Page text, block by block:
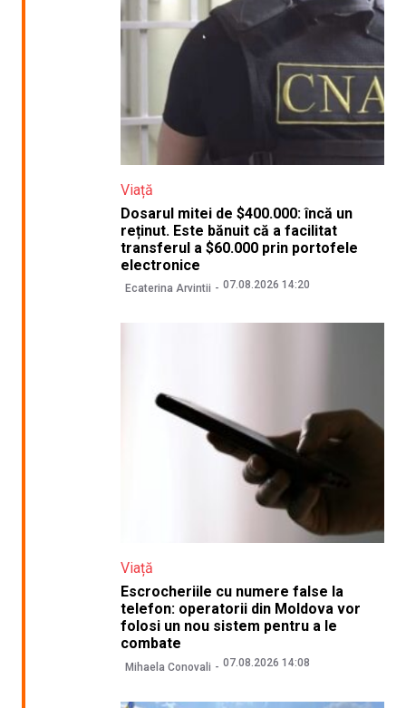
Viață
Dosarul mitei de $400.000: încă un
reținut. Este bănuit că a facilitat
transferul a $60.000 prin portofele
electronice
Ecaterina Arvintii 07.08.2026 14:20
Viață
Escrocheriile cu numere false la
telefon: operatorii din Moldova vor
folosi un nou sistem pentru a le
combate
Mihaela Conovali 07.08.2026 14:08